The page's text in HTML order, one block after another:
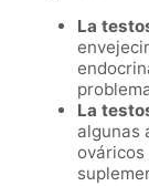
La
La
algunas